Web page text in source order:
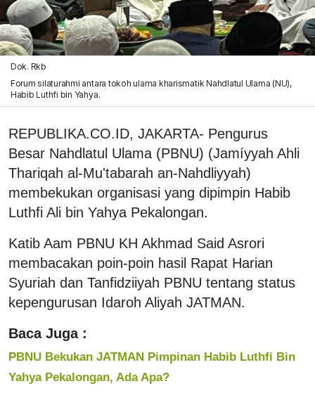
Dok. Rkb
Forum silaturahmi antara tokoh ulama kharismatik Nahdlatul Ulama (NU),
Habib Luthfi bin Yahya.
REPUBLIKA.CO.ID, JAKARTA- Pengurus
Besar Nahdlatul Ulama (PBNU) (Jamíyyah Ahli
Thariqah al-Mu'tabarah an-Nahdliyyah)
membekukan organisasi yang dipimpin Habib
Luthfi Ali bin Yahya Pekalongan.
Katib Aam PBNU KH Akhmad Said Asrori
membacakan poin-poin hasil Rapat Harian
Syuriah dan Tanfidziiyah PBNU tentang status
kepengurusan Idaroh Aliyah JATMAN.
Baca Juga :
PBNU Bekukan JATMAN Pimpinan Habib Luthfi Bin
Yahya Pekalongan, Ada Apa?